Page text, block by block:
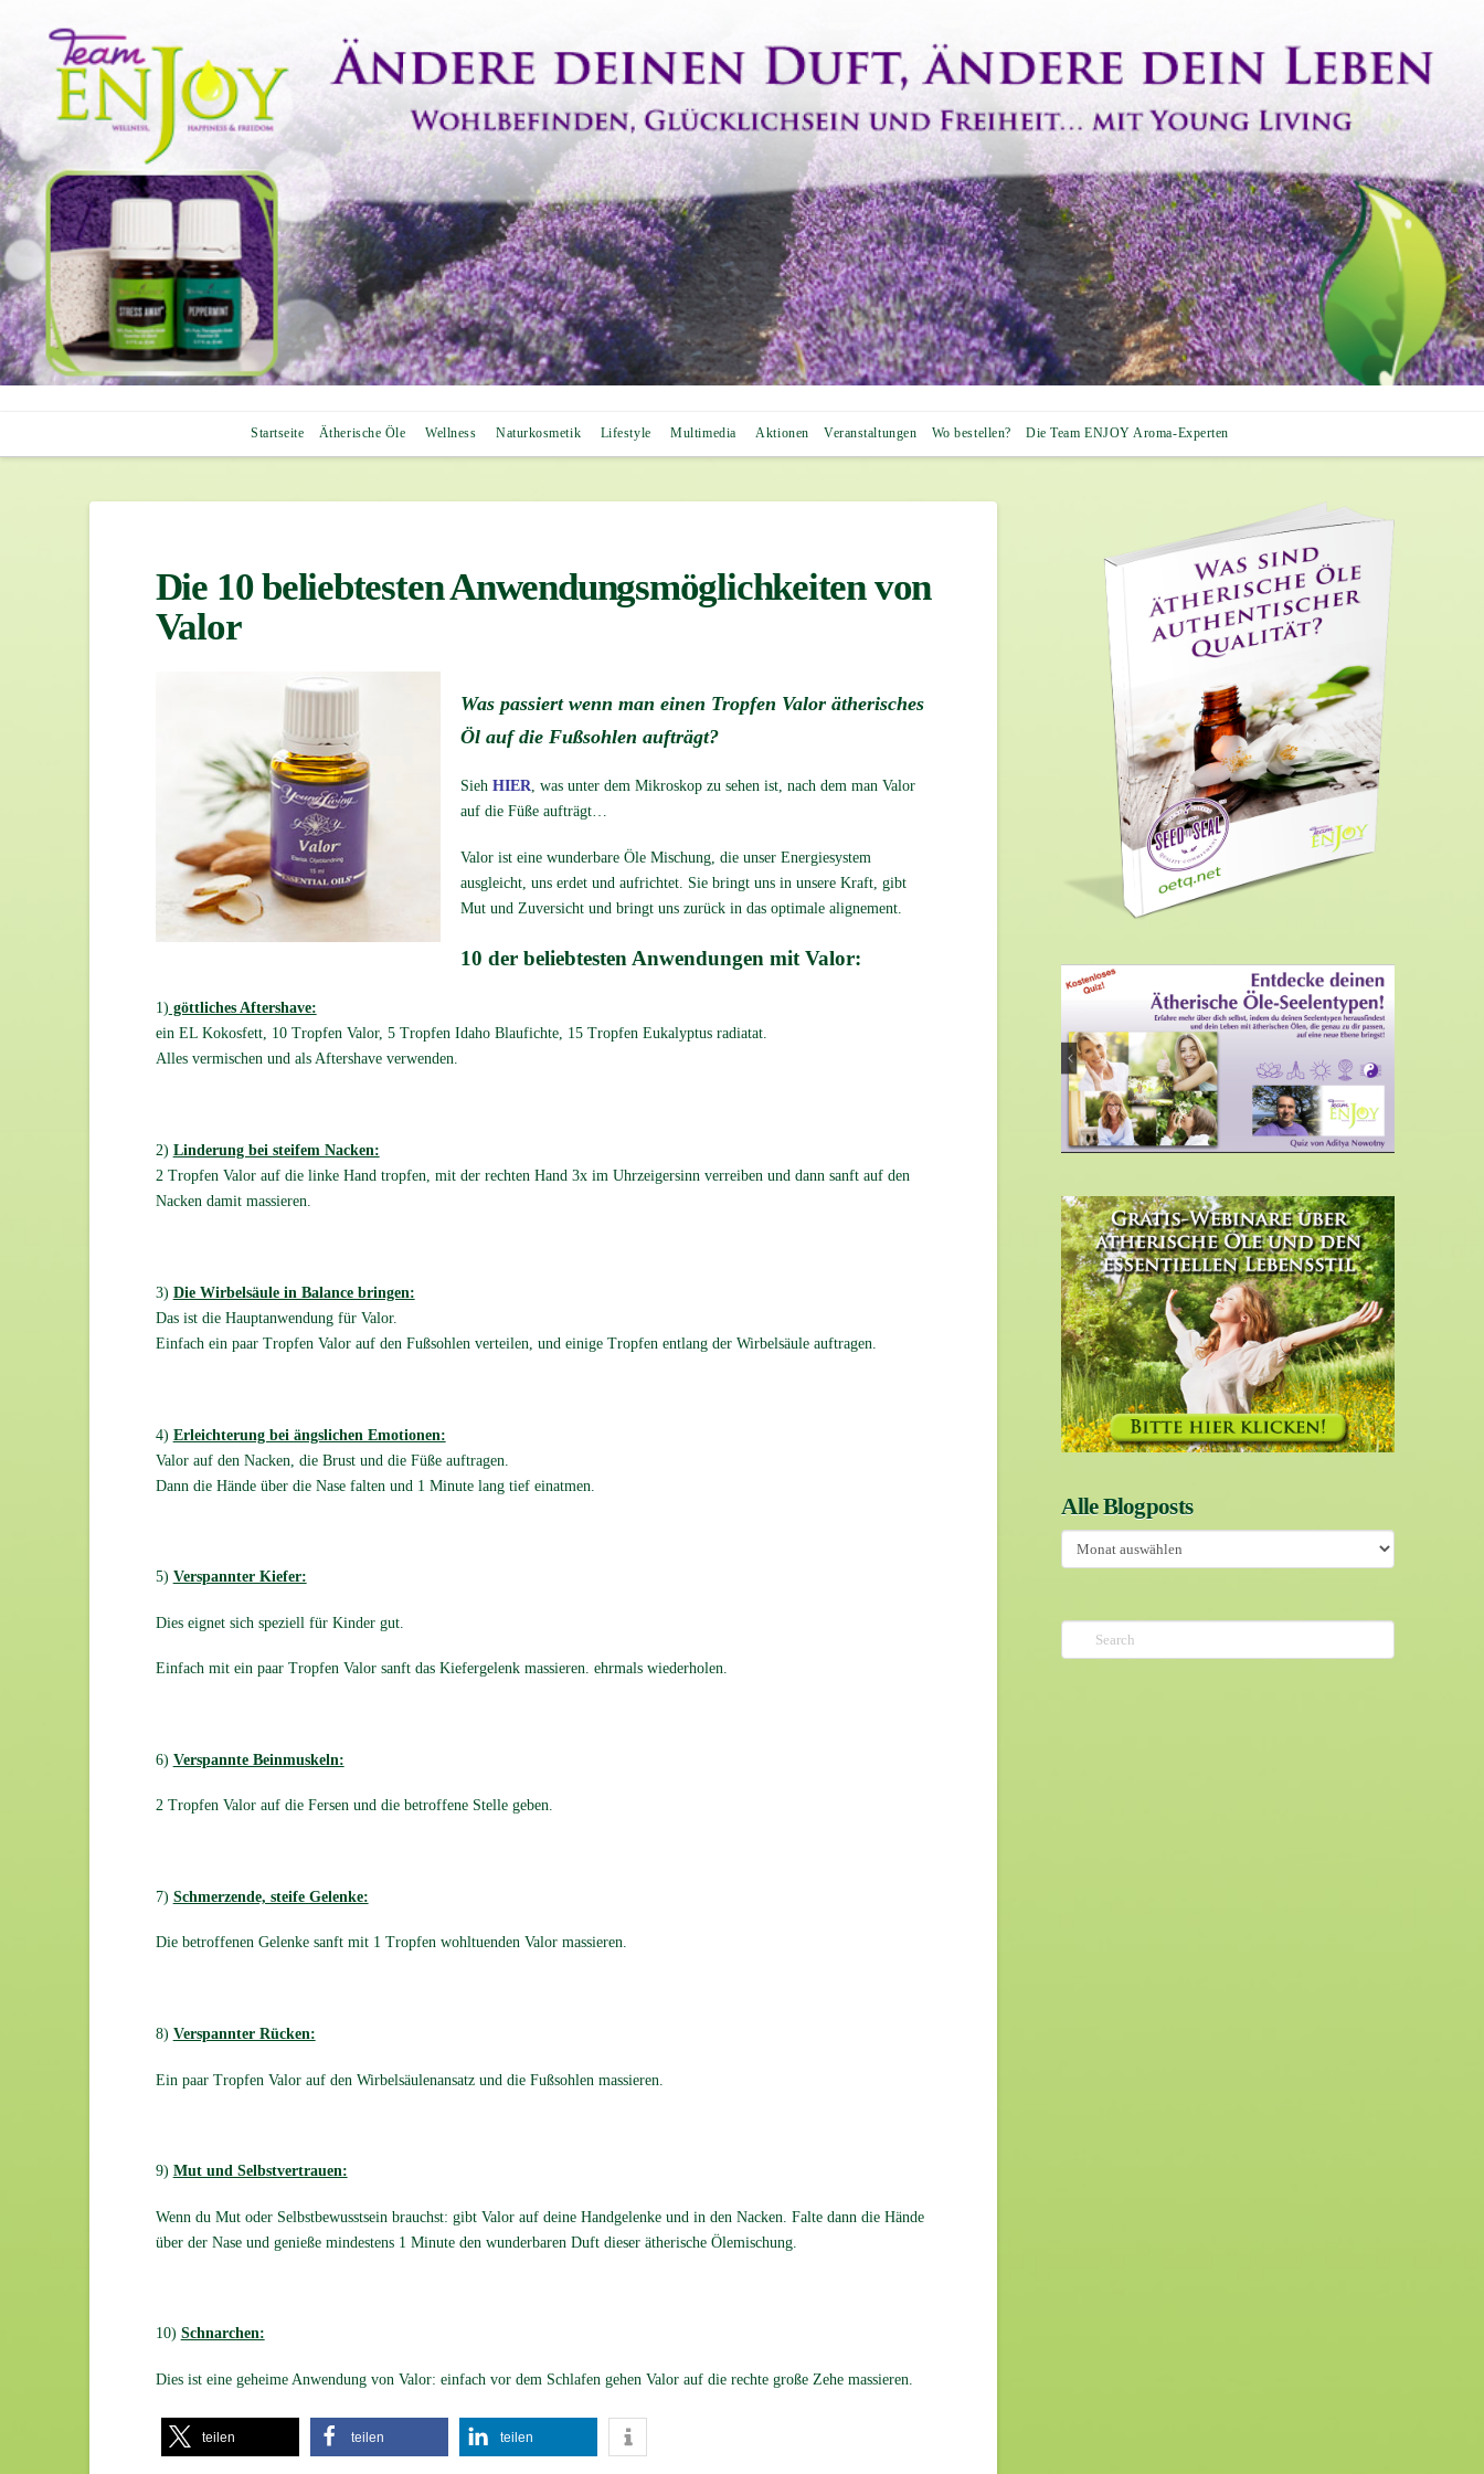
Startseite Ätherische Öle Wellness Naturkosmetik Lifestyle Multimedia Aktionen Veranstaltungen Wo bestellen? Die Team ENJOY Aroma-Experten
Die 10 beliebtesten Anwendungsmöglichkeiten von
Valor
Was passiert wenn man einen Tropfen Valor ätherisches
Öl auf die Fußsohlen aufträgt?
SiehHIER, was unter dem Mikroskop zu sehen ist, nach dem man Valor
auf die Füße aufträgt…
Valor ist eine wunderbare Öle Mischung, die unser Energiesystem
ausgleicht, uns erdet und aufrichtet. Sie bringt uns in unsere Kraft, gibt
Mut und Zuversicht und bringt uns zurück in das optimale alignement.
10 der beliebtesten Anwendungen mit Valor:
1) göttliches Aftershave:
ein EL Kokosfett, 10 Tropfen Valor, 5 Tropfen Idaho Blaufichte, 15 Tropfen Eukalyptus radiatat.
Alles vermischen und als Aftershave verwenden.
2) Linderung bei steifem Nacken:
2 Tropfen Valor auf die linke Hand tropfen, mit der rechten Hand 3x im Uhrzeigersinn verreiben und dann sanft auf den
Nacken damit massieren.
3) Die Wirbelsäule in Balance bringen:
Das ist die Hauptanwendung für Valor.
Einfach ein paar Tropfen Valor auf den Fußsohlen verteilen, und einige Tropfen entlang der Wirbelsäule auftragen.
4) Erleichterung bei ängslichen Emotionen:
Valor auf den Nacken, die Brust und die Füße auftragen.
Dann die Hände über die Nase falten und 1 Minute lang tief einatmen.
5) Verspannter Kiefer:
Dies eignet sich speziell für Kinder gut.
Einfach mit ein paar Tropfen Valor sanft das Kiefergelenk massieren. ehrmals wiederholen.
6) Verspannte Beinmuskeln:
2 Tropfen Valor auf die Fersen und die betroffene Stelle geben.
7) Schmerzende, steife Gelenke:
Die betroffenen Gelenke sanft mit 1 Tropfen wohltuenden Valor massieren.
8) Verspannter Rücken:
Ein paar Tropfen Valor auf den Wirbelsäulenansatz und die Fußsohlen massieren.
9) Mut und Selbstvertrauen:
Wenn du Mut oder Selbstbewusstsein brauchst: gibt Valor auf deine Handgelenke und in den Nacken. Falte dann die Hände
über der Nase und genieße mindestens 1 Minute den wunderbaren Duft dieser ätherische Ölemischung.
10) Schnarchen:
Dies ist eine geheime Anwendung von Valor: einfach vor dem Schlafen gehen Valor auf die rechte große Zehe massieren.
teilen teilen teilen
Alle Blogposts
Alle
Blogposts
Search